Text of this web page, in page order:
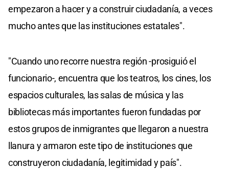
empezaron a hacer y a construir ciudadanía, a veces
mucho antes que las instituciones estatales".
"Cuando uno recorre nuestra región -prosiguió el
funcionario-, encuentra que los teatros, los cines, los
espacios culturales, las salas de música y las
bibliotecas más importantes fueron fundadas por
estos grupos de inmigrantes que llegaron a nuestra
llanura y armaron este tipo de instituciones que
construyeron ciudadanía, legitimidad y país".